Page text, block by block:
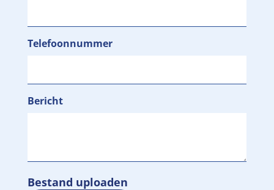
Telefoonnummer
Bericht
Bestand uploaden